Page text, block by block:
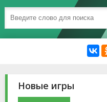
Новые игры